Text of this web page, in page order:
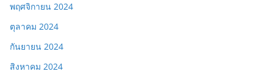
พฤศจิกายน 2024
ตุลาคม 2024
กันยายน 2024
สิงหาคม 2024